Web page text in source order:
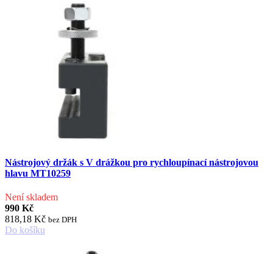
Nástrojový držák s V drážkou pro rychloupínací nástrojovou
hlavu MT10259
Není skladem
990 Kč
818,18 Kč bez DPH
Do košíku